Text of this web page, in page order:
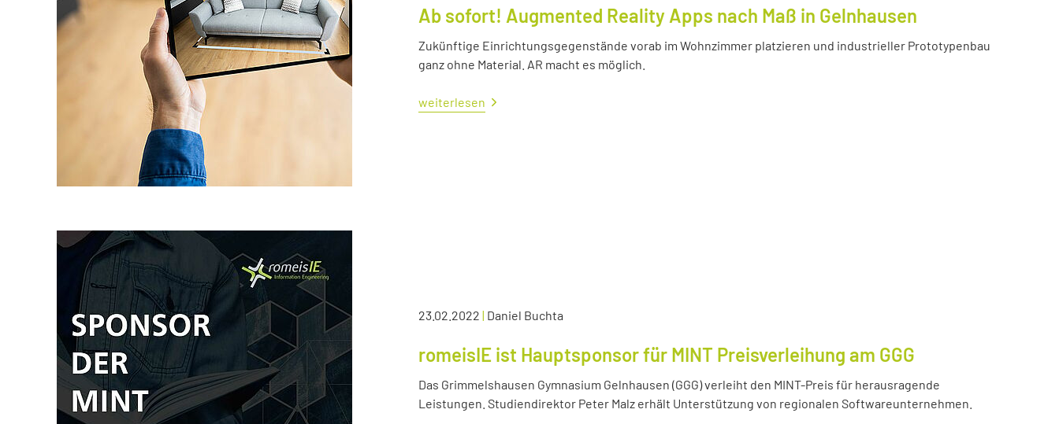
Ab sofort! Augmented Reality Apps nach Maß in Gelnhausen
Zukünftige Einrichtungsgegenstände vorab im Wohnzimmer platzieren und industrieller Prototypenbau
ganz ohne Material. AR macht es möglich.
weiterlesen
23.02.2022 | Daniel Buchta
romeisIE ist Hauptsponsor für MINT Preisverleihung am GGG
Das Grimmelshausen Gymnasium Gelnhausen (GGG) verleiht den MINT-Preis für herausragende
Leistungen. Studiendirektor Peter Malz erhält Unterstützung von regionalen Softwareunternehmen.